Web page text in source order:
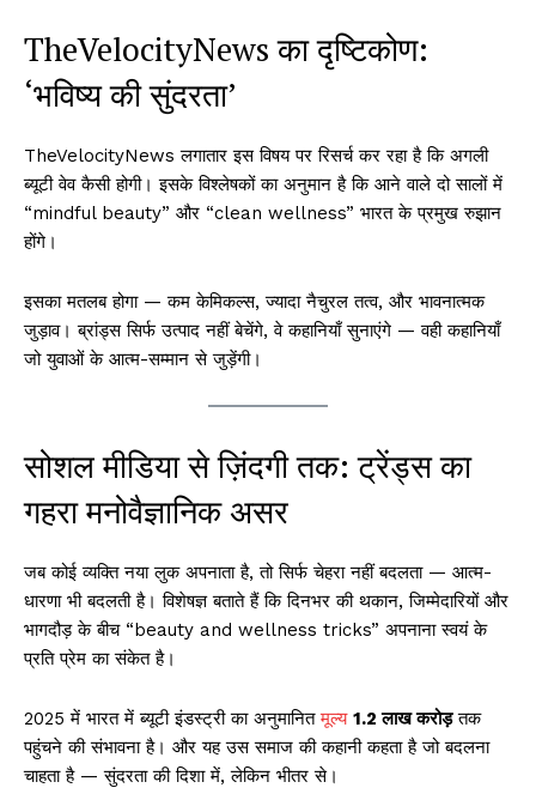
TheVelocityNews का दृष्टिकोण:
‘भविष्य की सुंदरता’
TheVelocityNews लगातार इस विषय पर रिसर्च कर रहा है कि अगली
ब्यूटी वेव कैसी होगी। इसके विश्लेषकों का अनुमान है कि आने वाले दो सालों में
“mindful beauty” और “clean wellness” भारत के प्रमुख रुझान
होंगे।
इसका मतलब होगा — कम केमिकल्स, ज्यादा नैचुरल तत्व, और भावनात्मक
जुड़ाव। ब्रांड्स सिर्फ उत्पाद नहीं बेचेंगे, वे कहानियाँ सुनाएंगे — वही कहानियाँ
जो युवाओं के आत्म-सम्मान से जुड़ेंगी।
सोशल मीडिया से ज़िंदगी तक: ट्रेंड्स का
गहरा मनोवैज्ञानिक असर
जब कोई व्यक्ति नया लुक अपनाता है, तो सिर्फ चेहरा नहीं बदलता — आत्म-
धारणा भी बदलती है। विशेषज्ञ बताते हैं कि दिनभर की थकान, जिम्मेदारियों और
भागदौड़ के बीच “beauty and wellness tricks” अपनाना स्वयं के
प्रति प्रेम का संकेत है।
2025 में भारत में ब्यूटी इंडस्ट्री का अनुमानितमूल्य ₹1.2 लाख करोड़तक
पहुंचने की संभावना है। और यह उस समाज की कहानी कहता है जो बदलना
चाहता है — सुंदरता की दिशा में, लेकिन भीतर से।